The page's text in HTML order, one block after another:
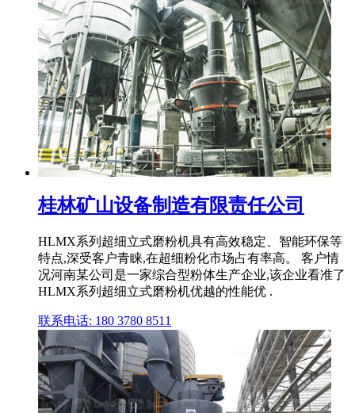
桂林矿山设备制造有限责任公司
HLMX系列超细立式磨粉机具有高效稳定、智能环保等
特点,深受客户青睐,在超细粉化市场占有率高。 客户情
况河南某公司是一家综合型粉体生产企业,该企业看准了
HLMX系列超细立式磨粉机优越的性能优 .
联系电话: 180 3780 8511